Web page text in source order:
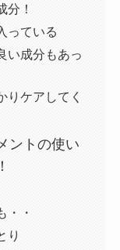
分！
っている
い成分もあっ
りケアしてく
ントの使い
・・
り